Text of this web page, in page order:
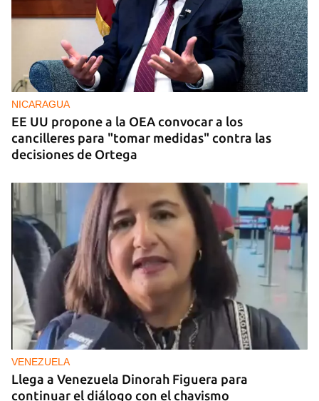
NICARAGUA
EE UU propone a la OEA convocar a los
cancilleres para "tomar medidas" contra las
decisiones de Ortega
VENEZUELA
Llega a Venezuela Dinorah Figuera para
continuar el diálogo con el chavismo